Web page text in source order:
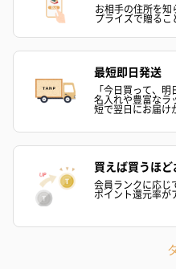
おつまみ・その他
お酒にぴったりのおつまみ・サ
の
お相手の住所を
プライズで贈るこ
最短即日発送
「今日買って、明
名入れや豊富なラ
短で翌日にお届け
買えば買うほど
会員ランクに応じ
ポイント還元率が